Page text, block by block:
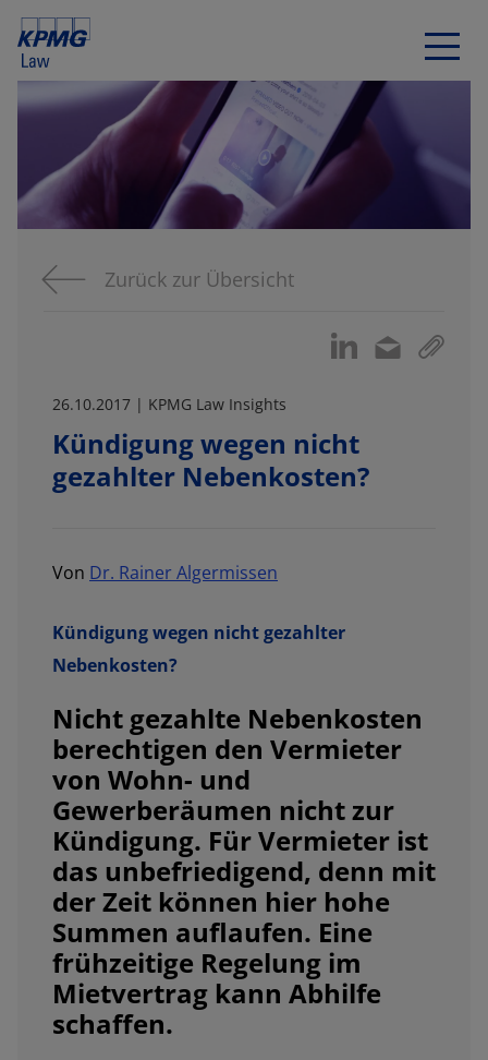
Zurück zur Übersicht
26.10.2017 | KPMG Law Insights
Kündigung wegen nicht
gezahlter Nebenkosten?
Von Dr. Rainer Algermissen
Kündigung wegen nicht gezahlter
Nebenkosten?
Nicht gezahlte Nebenkosten
berechtigen den Vermieter
von Wohn- und
Gewerberäumen nicht zur
Kündigung. Für Vermieter ist
das unbefriedigend, denn mit
der Zeit können hier hohe
Summen auflaufen. Eine
frühzeitige Regelung im
Mietvertrag kann Abhilfe
schaffen.